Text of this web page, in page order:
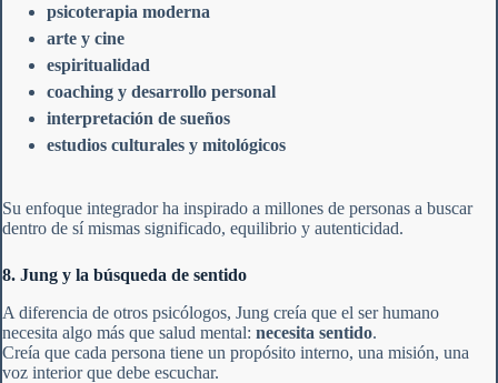
psicoterapia moderna
arte y cine
espiritualidad
coaching y desarrollo personal
interpretación de sueños
estudios culturales y mitológicos
Su enfoque integrador ha inspirado a millones de personas a buscar
dentro de sí mismas significado, equilibrio y autenticidad.
8. Jung y la búsqueda de sentido
A diferencia de otros psicólogos, Jung creía que el ser humano
necesita algo más que salud mental: necesita sentido.
Creía que cada persona tiene un propósito interno, una misión, una
voz interior que debe escuchar.